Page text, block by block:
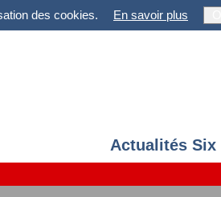
des cookies. En savoir plus
Actualités Six